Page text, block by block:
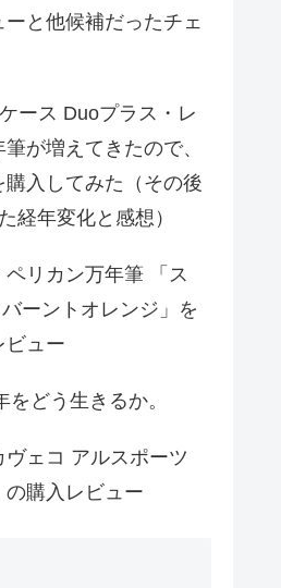
と他候補だったチェ
ース Duoプラス・レ
が増えてきたので、
入してみた（その後
経年変化と感想）
リカン万年筆 「ス
ーントオレンジ」を
ビュー
どう生きるか。
ヴェコ アルスポーツ
購入レビュー